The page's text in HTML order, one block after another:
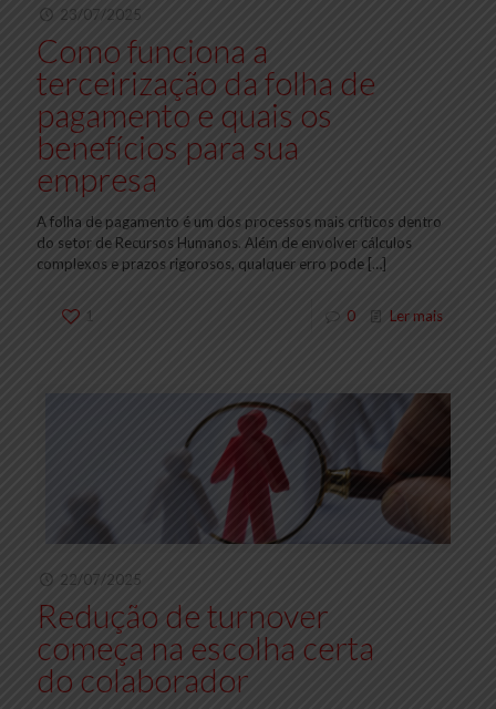
23/07/2025
Como funciona a
terceirização da folha de
pagamento e quais os
benefícios para sua
empresa
A folha de pagamento é um dos processos mais críticos dentro
do setor de Recursos Humanos. Além de envolver cálculos
complexos e prazos rigorosos, qualquer erro pode […]
1 0 Ler mais
22/07/2025
Redução de turnover
começa na escolha certa
do colaborador